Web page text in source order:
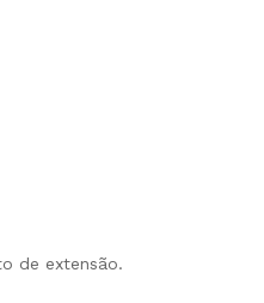
de extensão.